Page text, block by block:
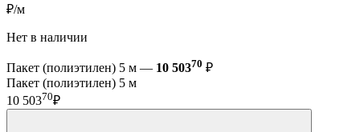
₽/м
Нет в наличии
Пакет (полиэтилен) 5 м — 10 50370 ₽
Пакет (полиэтилен) 5 м
10 50370₽